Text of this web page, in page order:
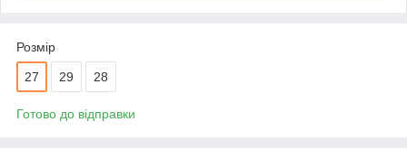
Розмір
27 29 28
Готово до відправки